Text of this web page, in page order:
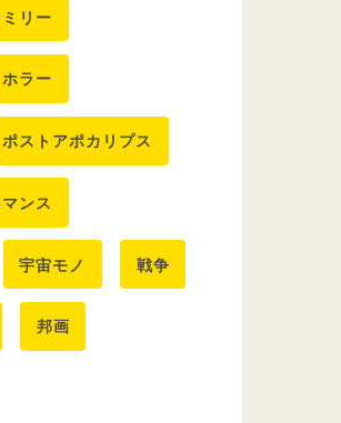
リー
ホラー
ポストアポカリプス
マンス
宇宙モノ 戦争
邦画